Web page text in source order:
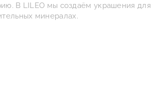
В LILEO мы создаём украшения
минералах.